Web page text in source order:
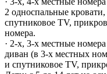
2 односпальные
спутниковое TV,
номера.
· 2-х, 3-х местные
диван (в 3-х местных
и спутниковое TV,